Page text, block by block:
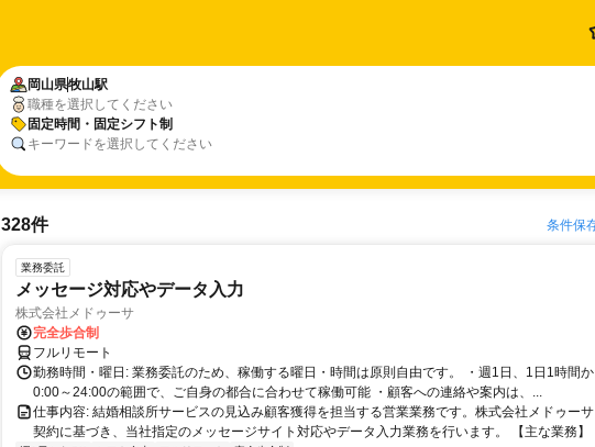
岡山県牧山駅
職種を選択してください
固定時間・固定シフト制
キーワードを選択してください
328件 条件保
業務委託
メッセージ対応やデータ入力
株式会社メドゥーサ
完全歩合制
フルリモート
勤務時間・曜日: 業務委託のため、稼働する曜日・時間は原則自由です。 ・週1日、1日1時間
0:00～24:00の範囲で、ご自身の都合に合わせて稼働可能 ・顧客への連絡や案内は、...
仕事内容: 結婚相談所サービスの見込み顧客獲得を担当する営業業務です。株式会社メドゥー
契約に基づき、当社指定のメッセージサイト対応やデータ入力業務を行います。 【主な業務】